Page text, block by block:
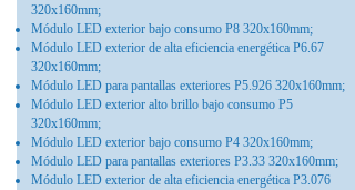
320x160mm;
Módulo LED exterior bajo consumo P8 320x160mm;
Módulo LED exterior de alta eficiencia energética P6.67
320x160mm;
Módulo LED para pantallas exteriores P5.926 320x160mm;
Módulo LED exterior alto brillo bajo consumo P5
320x160mm;
Módulo LED exterior bajo consumo P4 320x160mm;
Módulo LED para pantallas exteriores P3.33 320x160mm;
Módulo LED exterior de alta eficiencia energética P3.076